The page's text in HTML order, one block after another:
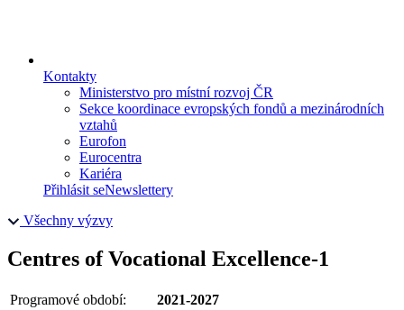
Kontakty
Ministerstvo pro místní rozvoj ČR
Sekce koordinace evropských fondů a mezinárodních
vztahů
Eurofon
Eurocentra
Kariéra
Přihlásit seNewslettery
Všechny výzvy
Centres of Vocational Excellence-1
Programové období:
2021-2027